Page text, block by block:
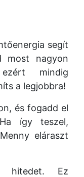
segít
most nagyon
ezért mindig
a legjobbra!
és fogadd el
így teszel,
eláraszt
hitedet. Ez